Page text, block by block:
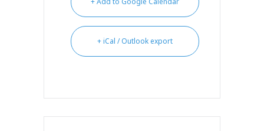
+ iCal / Outlook export